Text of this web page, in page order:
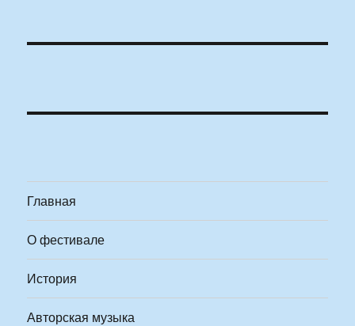
Главная
О фестивале
История
Авторская музыка